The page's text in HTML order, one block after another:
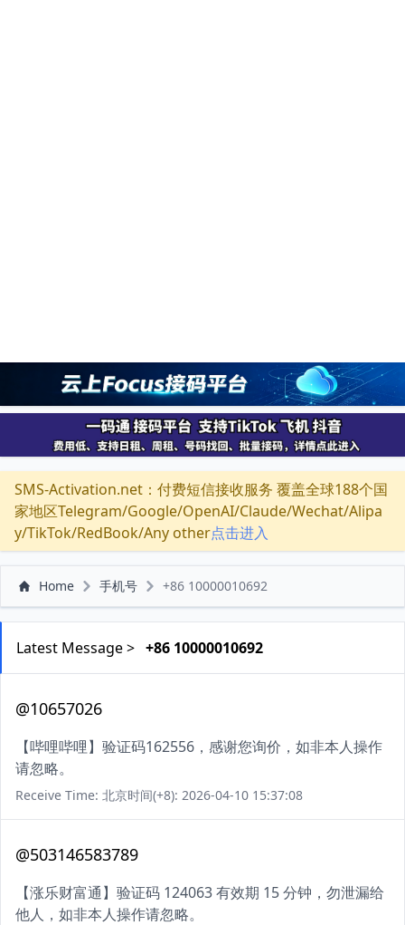
SMS-Activation.net：付费短信接收服务 覆盖全球188个国
家地区Telegram/Google/OpenAI/Claude/Wechat/Alipa
y/TikTok/RedBook/Any other点击进入
Home 手机号 +86 10000010692
Latest Message > +86 10000010692
@10657026
【哔哩哔哩】验证码162556，感谢您询价，如非本人操作
请忽略。
Receive Time: 北京时间(+8): 2026-04-10 15:37:08
@503146583789
【涨乐财富通】验证码 124063 有效期 15 分钟，勿泄漏给
他人，如非本人操作请忽略。